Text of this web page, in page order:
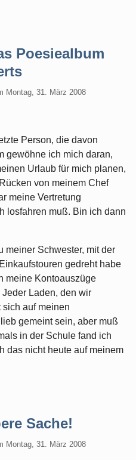
Poesiealbum
Montag, 31. März 2008
Person, die davon
gewöhne ich mich daran,
Urlaub für mich planen,
von meinem Chef
meine Vertretung
losfahren muß. Bin ich dann
meiner Schwester, mit der
gedreht habe
meine Kontoauszüge
Laden, den wir
sich auf meinen
gemeint sein, aber muß
in der Schule fand ich
das nicht heute auf meinem
Sache!
Montag, 31. März 2008